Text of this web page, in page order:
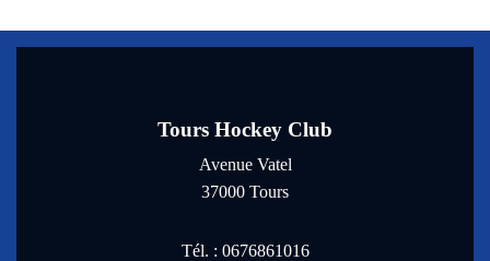
Tours Hockey Club
Avenue Vatel
37000 Tours
Tél. : 0676861016